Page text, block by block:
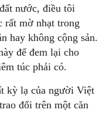
nước, điều tôi
rất mờ nhạt trong
hay không cộng sản.
để đem lại cho
túc phải có.
kỳ lạ của người Việt
đổi trên một căn